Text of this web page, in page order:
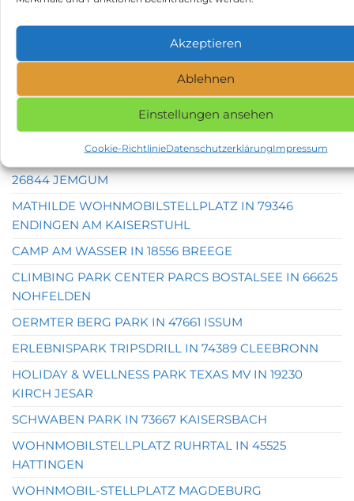
Akzeptieren
Ablehnen
Einstellungen ansehen
Cookie-RichtlinieDatenschutzerklärungImpressum
LAKE DREENKRÖGEN (CAMPGROUND) IN 19288
WÖBBELIN OT DREENKRÖGEN
WOHNMOBILSTELLPLATZ GORLEBEN IN 29475
BURGSTADT HOTEL IN 56288 KASTELLAUN
26844 JEMGUM
MATHILDE WOHNMOBILSTELLPLATZ IN 79346
ENDINGEN AM KAISERSTUHL
CAMP AM WASSER IN 18556 BREEGE
CLIMBING PARK CENTER PARCS BOSTALSEE IN 66625
NOHFELDEN
OERMTER BERG PARK IN 47661 ISSUM
ERLEBNISPARK TRIPSDRILL IN 74389 CLEEBRONN
HOLIDAY & WELLNESS PARK TEXAS MV IN 19230
KIRCH JESAR
SCHWABEN PARK IN 73667 KAISERSBACH
WOHNMOBILSTELLPLATZ RUHRTAL IN 45525
HATTINGEN
WOHNMOBIL-STELLPLATZ MAGDEBURG